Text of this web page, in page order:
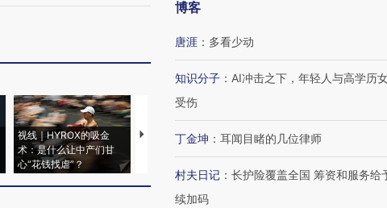
视线｜HYROX的吸金
术：是什么让中产们甘
心“花钱找虐”？
马航飞行员跨国走私7万
视线｜被称为“蟑螂”的印
博客
唐涯 ： 多看少动
知识分子 ： AI冲击之下，年轻人与高学历
受伤
丁金坤 ： 耳闻目睹的几位律师
村夫日记 ： 长护险覆盖全国 筹资和服务给
续加码